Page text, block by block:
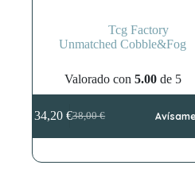
Tcg Factory
Unmatched Cobble&Fog
Valorado con 5.00de 5
38,00€
El
precio
era:
34,20€El
precio
es:
Avísame